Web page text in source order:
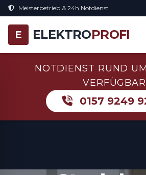
Meisterbetrieb & 24h Notdienst
E ELEKTROPROFI
NOTDIENST RUND
VERFÜGBAR
0157 9249